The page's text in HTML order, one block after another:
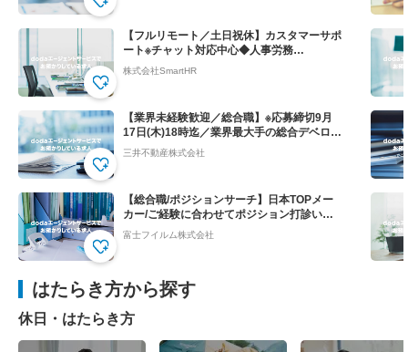
【フルリモート／土日祝休】カスタマーサポ
ート※チャット対応中心◆人事労務
SaaS”SmartHR"
株式会社SmartHR
【業界未経験歓迎／総合職】※応募締切9月
17日(木)18時迄／業界最大手の総合デベロッ
パー
三井不動産株式会社
【総合職/ポジションサーチ】日本TOPメー
カー/ご経験に合わせてポジション打診いた
します
富士フイルム株式会社
はたらき方から探す
休日・はたらき方